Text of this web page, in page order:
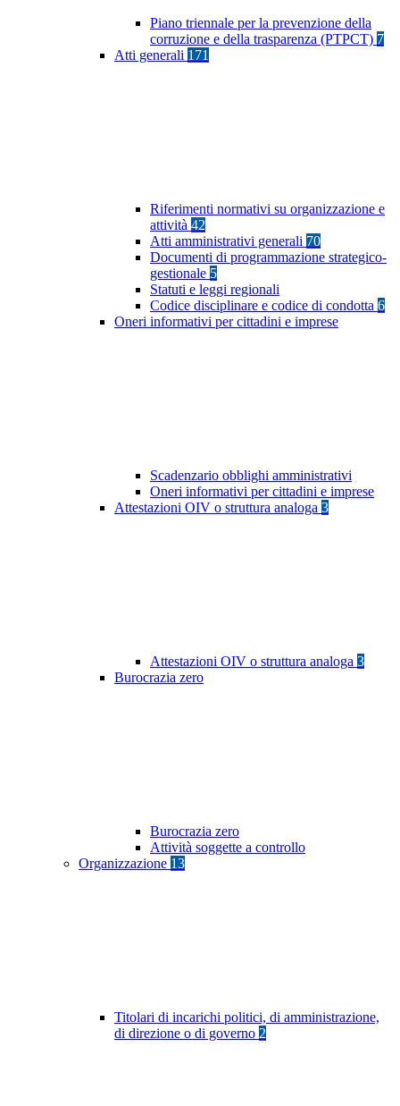
Piano triennale per la prevenzione della
corruzione e della trasparenza (PTPCT) 7
Atti generali 171
Riferimenti normativi su organizzazione e
attività 42
Atti amministrativi generali 70
Documenti di programmazione strategico-
gestionale 5
Statuti e leggi regionali
Codice disciplinare e codice di condotta 6
Oneri informativi per cittadini e imprese
Scadenzario obblighi amministrativi
Oneri informativi per cittadini e imprese
Attestazioni OIV o struttura analoga 3
Attestazioni OIV o struttura analoga 3
Burocrazia zero
Burocrazia zero
Attività soggette a controllo
Organizzazione 13
Titolari di incarichi politici, di amministrazione,
di direzione o di governo 2